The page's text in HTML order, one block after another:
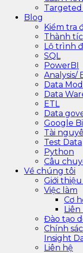
Targeted
Blog
Kiểm tra
Thành
Lộ trình
SQL
PowerBI
Analysis/
Data
Data
ETL
Data
Google
Tài
Test Data
Python
Câu
Về chúng tôi
Giới
Việc làm
Cơ
Đào tạo
Chính
Insight
Liên hệ